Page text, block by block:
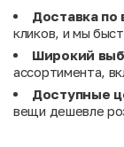
Доставка по
кликов, и мы
Широкий
ассортимента,
Доступные
вещи дешевле